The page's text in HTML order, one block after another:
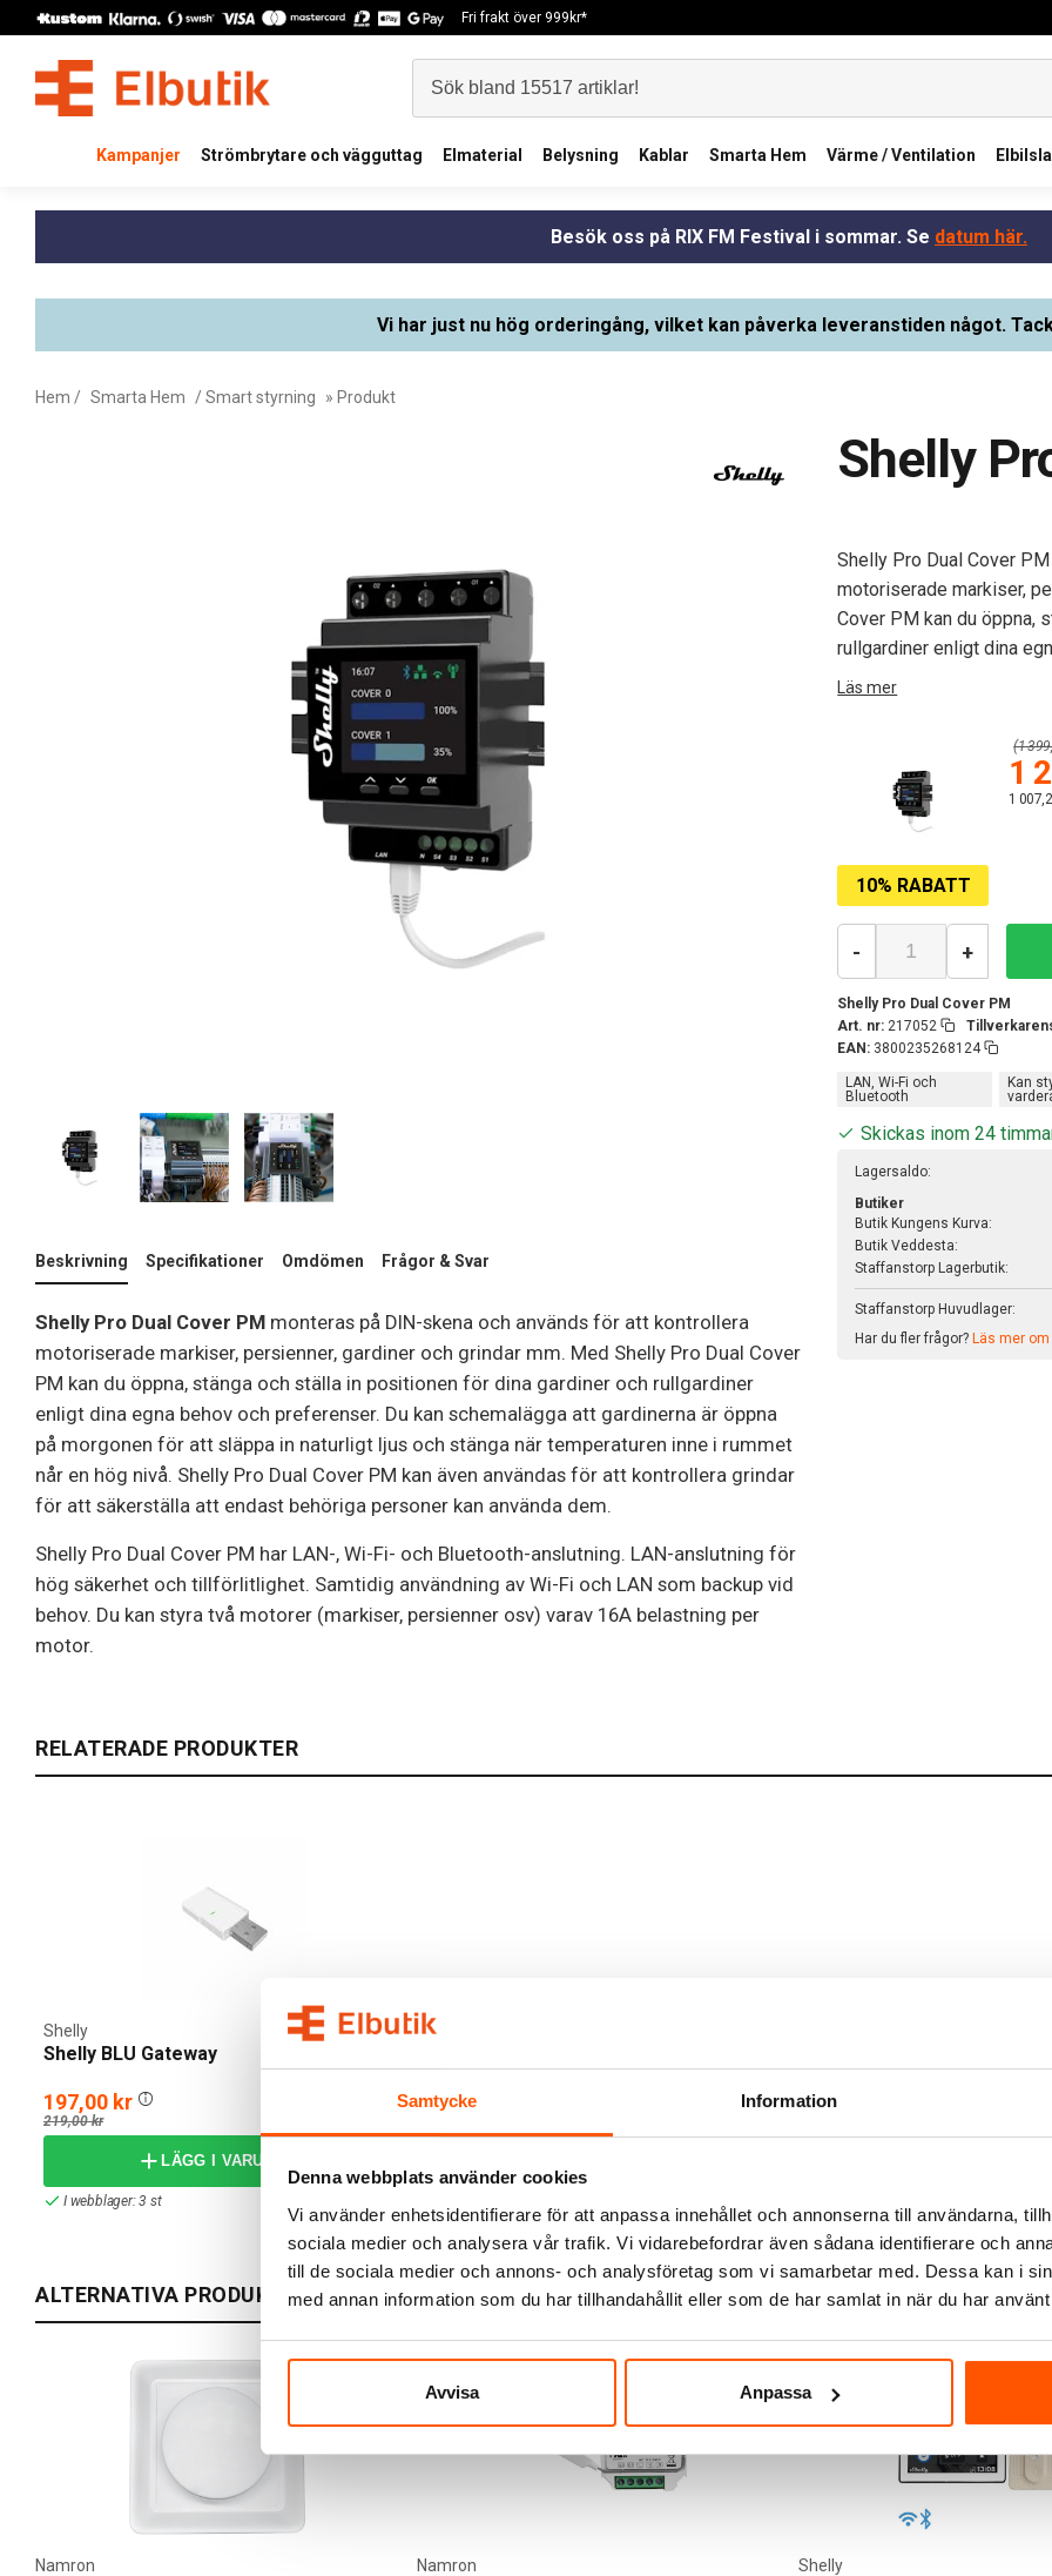
Samtycke Information
Denna webbplats använder cookies
Vi använder enhetsidentifierare för att anpassa innehållet och annonserna till användarna,
sociala medier och analysera vår trafik. Vi vidarebefordrar även sådana identifierare och
till de sociala medier och annons- och analysföretag som vi samarbetar med. Dessa kan i
med annan information som du har tillhandahållit eller som de har samlat in när du har
Avvisa Anpassa
Fri frakt över 999kr*
Kampanjer Strömbrytare och vägguttag Elmaterial Belysning Kablar Smarta Hem Värme / Ventilation
Besök oss på RIX FM Festival i sommar. Se datum här.
Vi har just nu hög orderingång, vilket kan påverka leveranstiden något.
Hem / Smarta Hem /Smart styrning » Produkt
Beskrivning Specifikationer Omdömen Frågor & Svar
Shelly Pro Dual Cover PM monteras på DIN-skena och används för att kontrollera
motoriserade markiser, persienner, gardiner och grindar mm. Med Shelly Pro Dual Cover
PM kan du öppna, stänga och ställa in positionen för dina gardiner och rullgardiner
enligt dina egna behov och preferenser. Du kan schemalägga att gardinerna är öppna
på morgonen för att släppa in naturligt ljus och stänga när temperaturen inne i rummet
når en hög nivå. Shelly Pro Dual Cover PM kan även användas för att kontrollera grindar
för att säkerställa att endast behöriga personer kan använda dem.
Shelly Pro Dual Cover PM har LAN-, Wi-Fi- och Bluetooth-anslutning. LAN-anslutning för
hög säkerhet och tillförlitlighet. Samtidig användning av Wi-Fi och LAN som backup vid
behov. Du kan styra två motorer (markiser, persienner osv) varav 16A belastning per
motor.
Shelly
Shelly Pro Dual Cover
motoriserade markiser,
Cover PM kan du öppna,
rullgardiner enligt dina
Läs mer
10% RABATT
1
1
(1
Shelly Pro Dual Cover PM
Art. nr: 217052
EAN: 3800235268124
- +
LAN, Wi-Fi och
Bluetooth
Kan
Skickas inom 24
Lagersaldo:
Butiker
Butik Kungens Kurva:
Butik Veddesta:
Staffanstorp Lagerbutik:
Staffanstorp Huvudlager:
Har du fler frågor? Läs mer
RELATERADE PRODUKTER
Shelly BLU Gateway
Shelly
197,00 kr
219,00 kr -10%
LÄGG I VARUKORG
I webblager: 3 st
ALTERNATIVA PRODUKTER
Namron Namron Shelly